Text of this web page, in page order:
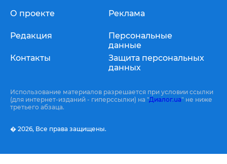
О проекте
Редакция
Контакты
Реклама
Персональные
данные
Защита персональных
данных
Использование материалов разрешается при условии ссылки
(для интернет-изданий - гиперссылки) на "Диалог.ua" не ниже
третьего абзаца.
� 2026, Все права защищены.